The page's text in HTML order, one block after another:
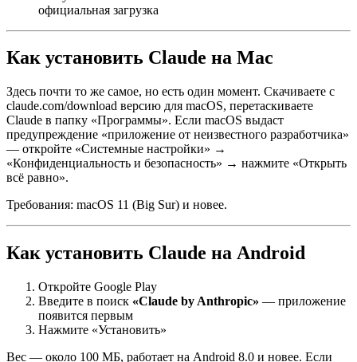
официальная загрузка
Как установить Claude на Mac
Здесь почти то же самое, но есть один момент. Скачиваете с
claude.com/download версию для macOS, перетаскиваете
Claude в папку «Программы». Если macOS выдаст
предупреждение «приложение от неизвестного разработчика»
— откройте «Системные настройки» →
«Конфиденциальность и безопасность» → нажмите «Открыть
всё равно».
Требования: macOS 11 (Big Sur) и новее.
Как установить Claude на Android
Откройте Google Play
Введите в поиск «Claude by Anthropic» — приложение
появится первым
Нажмите «Установить»
Вес — около 100 МБ, работает на Android 8.0 и новее. Если